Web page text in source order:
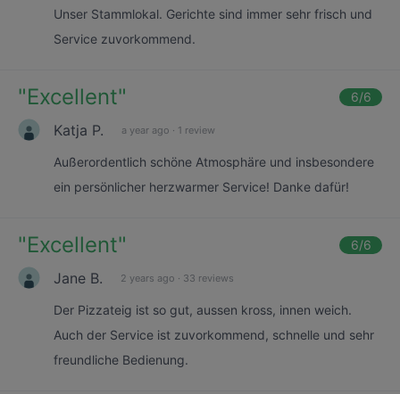
Unser Stammlokal. Gerichte sind immer sehr frisch und
Service zuvorkommend.
"Excellent" 6/6
Katja P. a year ago · 1 review
Außerordentlich schöne Atmosphäre und insbesondere
ein persönlicher herzwarmer Service! Danke dafür!
"Excellent" 6/6
Jane B. 2 years ago · 33 reviews
Der Pizzateig ist so gut, aussen kross, innen weich.
Auch der Service ist zuvorkommend, schnelle und sehr
freundliche Bedienung.